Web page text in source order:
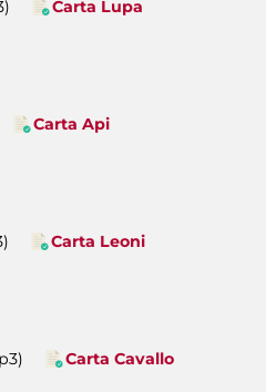
Carta Lupa
Carta Api
Carta Leoni
Carta Cavallo